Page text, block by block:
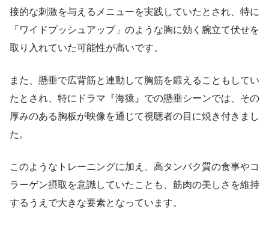
接的な刺激を与えるメニューを実践していたとされ、特に
「ワイドプッシュアップ」のような胸に効く腕立て伏せを
取り入れていた可能性が高いです。
また、懸垂で広背筋と連動して胸筋を鍛えることもしてい
たとされ、特にドラマ『海猿』での懸垂シーンでは、その
厚みのある胸板が映像を通じて視聴者の目に焼き付きまし
た。
このようなトレーニングに加え、高タンパク質の食事やコ
ラーゲン摂取を意識していたことも、筋肉の美しさを維持
するうえで大きな要素となっています。